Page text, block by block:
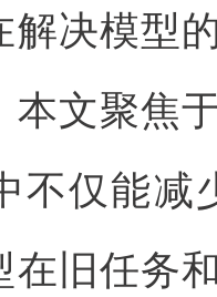
解决模型
本文聚焦
不仅能减
在旧任务